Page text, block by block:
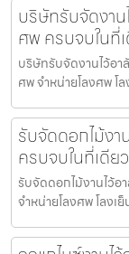
บริษัทรับจัดงา
ศพ ครบจบในที่
บริษัทรับจัดงานไว้อ
ศพ จำหน่ายโลงศพ โ
รับจัดดอกไม้ง
ครบจบในที่เดีย
รับจัดดอกไม้งานไว้
จำหน่ายโลงศพ โลง